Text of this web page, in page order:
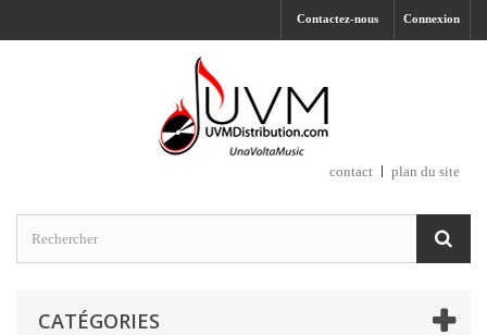
Connexion
Contactez-nous
contact plan du site
CATÉGORIES